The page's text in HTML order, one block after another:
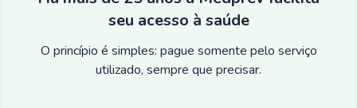
seu acesso à saúde
O princípio é simples: pague somente pelo serviço
utilizado, sempre que precisar.